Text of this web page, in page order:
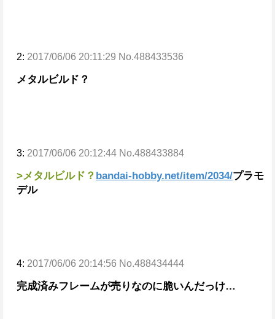
2: 2017/06/06 20:11:29 No.488433536
メタルビルド？
3: 2017/06/06 20:12:44 No.488433884
>メタルビルド？ bandai-hobby.net/item/2034/プラモ
デル
4: 2017/06/06 20:14:56 No.488434444
完成済みフレームが売りなのに脆いんだっけ…